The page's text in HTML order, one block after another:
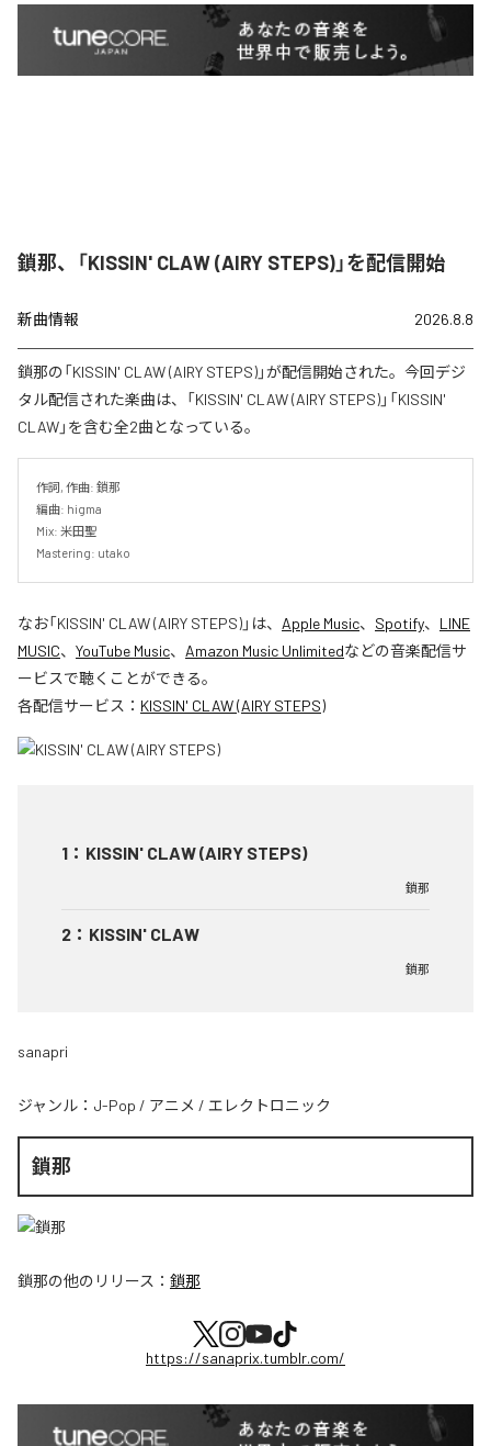
鎖那、「KISSIN' CLAW (AIRY STEPS)」を配信開始
新曲情報 2026.8.8
鎖那の「KISSIN' CLAW (AIRY STEPS)」が配信開始された。今回デジ
タル配信された楽曲は、「KISSIN' CLAW (AIRY STEPS)」「KISSIN'
CLAW」を含む全2曲となっている。
作詞, 作曲: 鎖那
編曲: higma
Mix: 米田聖
Mastering: utako
なお「KISSIN' CLAW (AIRY STEPS)」は、 Apple Music、 Spotify、 LINE
MUSIC、 YouTube Music、 Amazon Music Unlimitedなどの音楽配信サ
ービスで聴くことができる。
各配信サービス： KISSIN' CLAW (AIRY STEPS)
1 ： KISSIN' CLAW (AIRY STEPS)
鎖那
2 ： KISSIN' CLAW
鎖那
sanapri
ジャンル： J-Pop / アニメ / エレクトロニック
鎖那
鎖那の他のリリース： 鎖那
https://sanaprix.tumblr.com/